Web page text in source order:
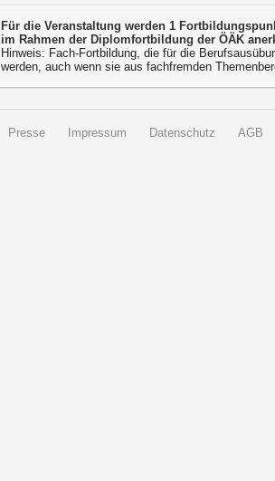
Für die Veranstaltung werden 1
im Rahmen der Diplomfortbildung der ÖÄK
Hinweis: Fach-Fortbildung, die für die
werden, auch wenn sie aus fachfremden
Presse Impressum Datenschutz AGB